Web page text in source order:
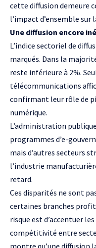
cette diffusion demeure
l’impact d’ensemble sur
Une diffusion encore
L’indice sectoriel de
marqués. Dans la
reste inférieure à 2%.
télécommunications
confirmant leur rôle de
numérique.
L’administration
programmes d’e-
mais d’autres secteurs
l’industrie
retard.
Ces disparités ne sont
certaines branches
risque est d’accentuer
compétitivité entre
montre qu’une diffusion